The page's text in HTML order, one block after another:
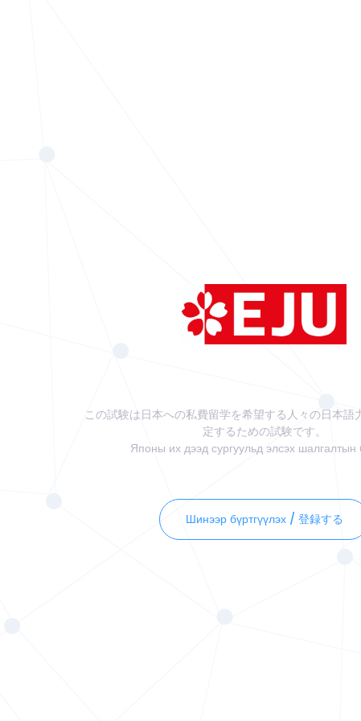
この試験は日本への私費留学を希望する人々の日本語
定するための試験です。
Японы их дээд сургуульд элсэх шалгалтын
Шинээр бүртгүүлэх / 登録する